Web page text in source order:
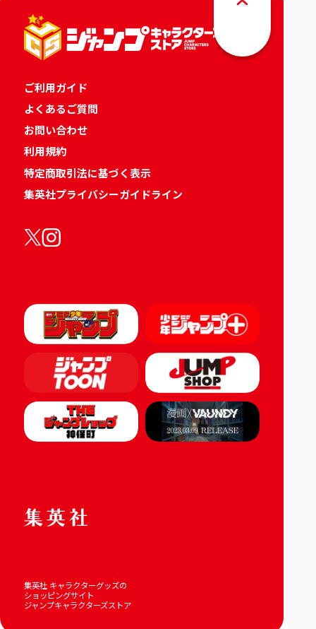
ご利用ガイド
よくあるご質問
お問い合わせ
利用規約
特定商取引法に基づく表示
集英社プライバシーガイドライン
集英社 キャラクターグッズの
ショッピングサイト
ジャンプキャラクターズストア